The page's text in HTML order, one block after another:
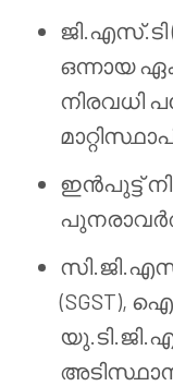
ജി.എസ്.ടി
ഒന്നായ
നിരവധി
ഇൻപുട്ട്
(SGST),